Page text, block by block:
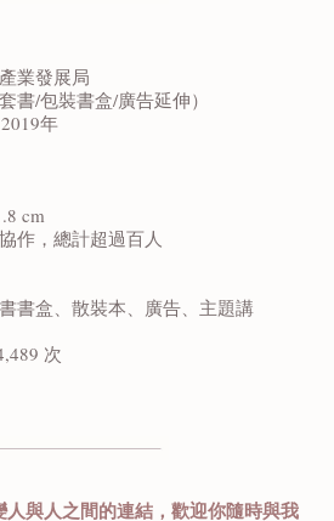
業發展局
書/包裝書盒/廣告延伸）
年
cm
作，總計超過百人
書盒、散裝本、廣告、主題講
次
與人之間的連結，歡迎你隨時與我